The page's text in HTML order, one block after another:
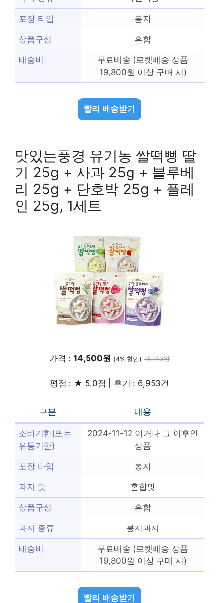
포장 타입 봉지
상품구성 혼합
배송비
무료배송 (로켓배송 상품
19,800원 이상 구매 시)
빨리 배송받기
맛있는풍경 유기농 쌀떡뻥 딸
기 25g + 사과 25g + 블루베
리 25g + 단호박 25g + 플레
인 25g, 1세트
가격 : 14,500원 (4% 할인) 15,140원
평점 : ★ 5.0점 | 후기 : 6,953건
구분 내용
소비기한(또는
유통기한)
2024-11-12 이거나 그 이후인
상품
포장 타입 봉지
과자 맛 혼합맛
상품구성 혼합
과자 종류 봉지과자
배송비
무료배송 (로켓배송 상품
19,800원 이상 구매 시)
빨리 배송받기